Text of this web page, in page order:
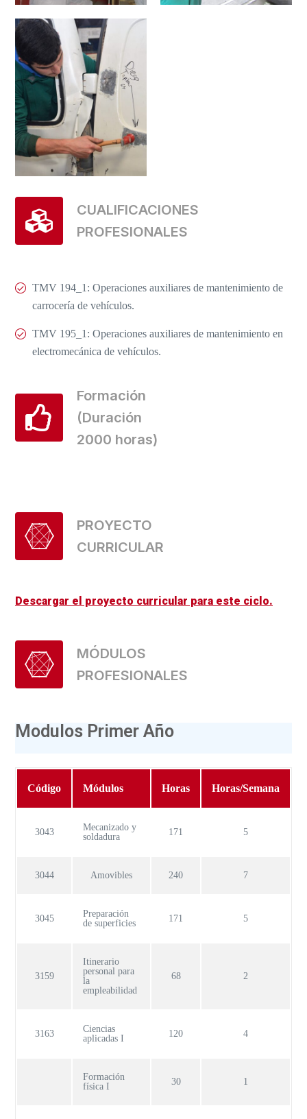
CUALIFICACIONES
PROFESIONALES
TMV 194_1: Operaciones auxiliares de mantenimiento de
carrocería de vehículos.
TMV 195_1: Operaciones auxiliares de mantenimiento en
electromecánica de vehículos.
Formación
(Duración
2000 horas)
PROYECTO
CURRICULAR
Descargar el proyecto curricular para este ciclo.
MÓDULOS
PROFESIONALES
Modulos Primer Año
Código Módulos Horas Horas/Semana
3043
Mecanizado y
soldadura
171 5
3044 Amovibles 240 7
3045
Preparación
de superficies
171 5
3159
Itinerario
personal para
la
empleabilidad
68 2
3163
Ciencias
aplicadas I
120 4
Formación
física I
30 1